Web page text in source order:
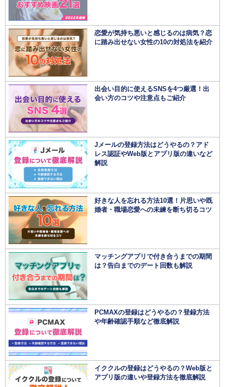
恋愛が気持ち悪いと感じるのは病気？恋
に踏み出せない女性の10の対処法を紹介
出会い目的に使えるSNSを4つ厳選！出
会い方のコツや注意点もご紹介
Jメールの登録方法はどうやるの？アド
レス認証やWeb版とアプリ版の違いなど
解説
好きな人を忘れる方法10選！片思いや既
婚者・職場恋愛への未練を断ち切るコツ
マッチングアプリで付き合うまでの期間
は？告白までのデート回数も解説
PCMAXの登録はどうやるの？登録方法
や年齢確認手順など徹底解説
イククルの登録はどうやるの？Web版と
アプリ版の違いや登録方法を徹底解説